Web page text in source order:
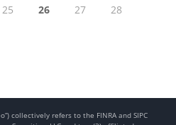
25 26 27
28
collectively refers to the FINRA and SIPC